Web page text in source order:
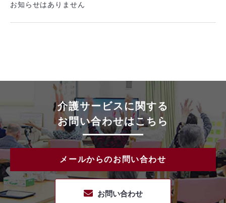
お知らせはありません
介護サービスに関する
お問い合わせはこちら
メールからのお問い合わせ
お問い合わせ